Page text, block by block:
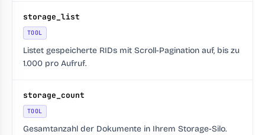
storage_list
TOOL
Listet gespeicherte RIDs mit Scroll-Pagination auf, bis zu
1.000 pro Aufruf.
storage_count
TOOL
Gesamtanzahl der Dokumente in Ihrem Storage-Silo.